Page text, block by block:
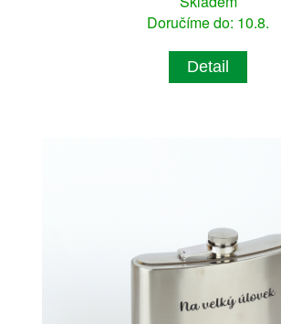
Doručíme do: 10.8.
Detail